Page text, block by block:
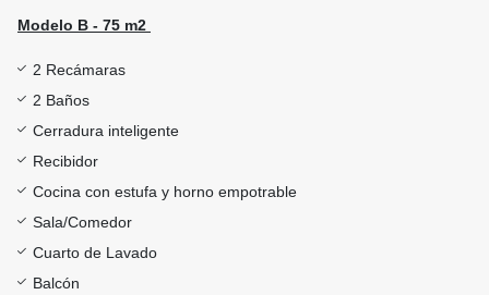
Modelo B - 75 m2
2 Recámaras
2 Baños
Cerradura inteligente
Recibidor
Cocina con estufa y horno empotrable
Sala/Comedor
Cuarto de Lavado
Balcón